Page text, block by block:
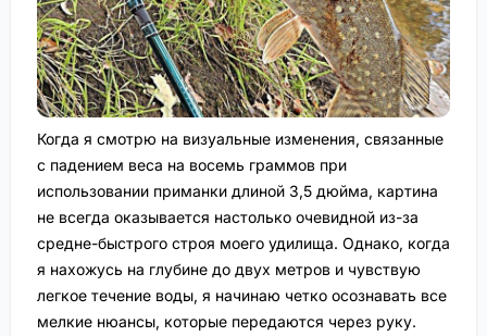
Когда я смотрю на визуальные изменения, связанные
с падением веса на восемь граммов при
использовании приманки длиной 3,5 дюйма, картина
не всегда оказывается настолько очевидной из-за
средне-быстрого строя моего удилища. Однако, когда
я нахожусь на глубине до двух метров и чувствую
легкое течение воды, я начинаю четко осознавать все
мелкие нюансы, которые передаются через руку.